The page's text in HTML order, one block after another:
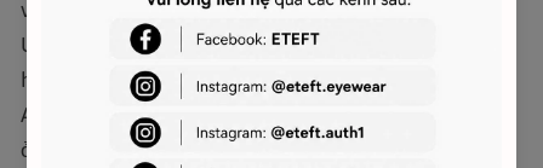
với nhiều dáng mặt, cùng lớp tráng bảo vệ
UVA/UVB toàn diện, giúp bảo vệ đôi mắt khỏi tác
hại từ ánh nắng một cách tối ưu. Chi tiết logo
Anagram bằng kim loại mạ vàng được gắn tinh tế
ở phần gọng kính, là điểm nhấn đắt giá thể hiện